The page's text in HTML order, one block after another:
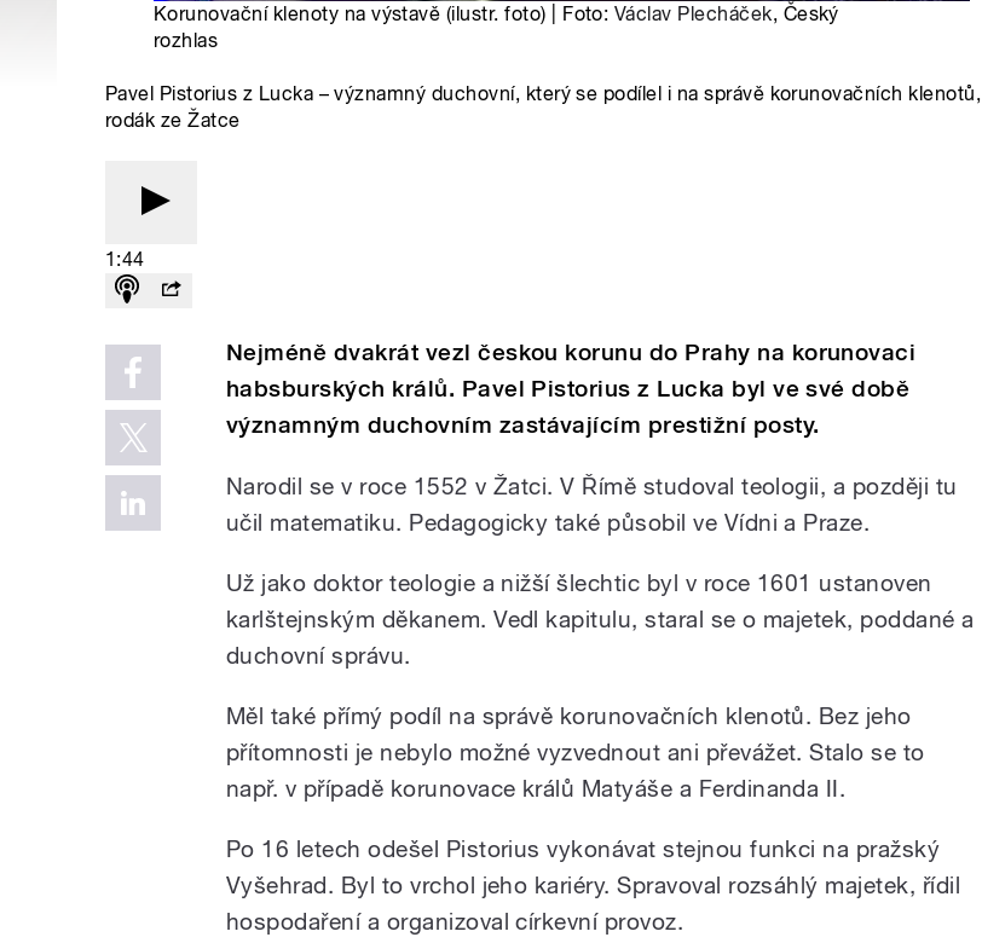
Korunovační klenoty na výstavě (ilustr. foto) | Foto: Václav Plecháček, Český
rozhlas
Pavel Pistorius z Lucka – významný duchovní, který se podílel i na správě korunovačních klenotů,
rodák ze Žatce
1:44
Nejméně dvakrát vezl českou korunu do Prahy na korunovaci
habsburských králů. Pavel Pistorius z Lucka byl ve své době
významným duchovním zastávajícím prestižní posty.
Narodil se v roce 1552 v Žatci. V Římě studoval teologii, a později tu
učil matematiku. Pedagogicky také působil ve Vídni a Praze.
Už jako doktor teologie a nižší šlechtic byl v roce 1601 ustanoven
karlštejnským děkanem. Vedl kapitulu, staral se o majetek, poddané a
duchovní správu.
Měl také přímý podíl na správě korunovačních klenotů. Bez jeho
přítomnosti je nebylo možné vyzvednout ani převážet. Stalo se to
např. v případě korunovace králů Matyáše a Ferdinanda II.
Po 16 letech odešel Pistorius vykonávat stejnou funkci na pražský
Vyšehrad. Byl to vrchol jeho kariéry. Spravoval rozsáhlý majetek, řídil
hospodaření a organizoval církevní provoz.